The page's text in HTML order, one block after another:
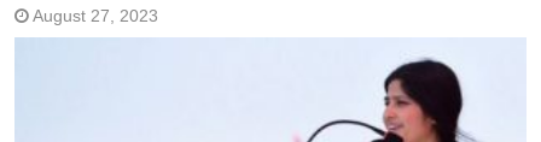
August 27, 2023